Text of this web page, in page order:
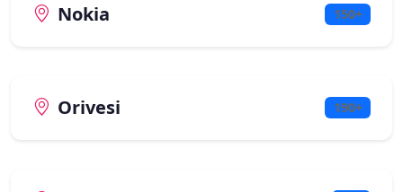
Nokia 150+
Orivesi 190+